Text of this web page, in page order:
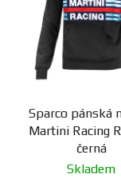
Sparco pánská
Martini Racing
černá
Skladem